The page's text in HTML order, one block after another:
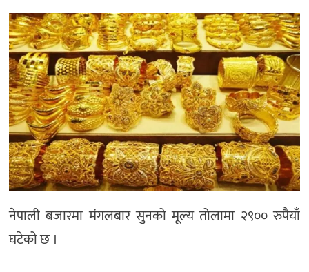
विज्ञान
प्रविधि
खेलकुद
अन्य
नेपाली बजारमा मंगलबार सुनको मूल्य तोलामा २९०० रुपैयाँ
घटेको छ ।